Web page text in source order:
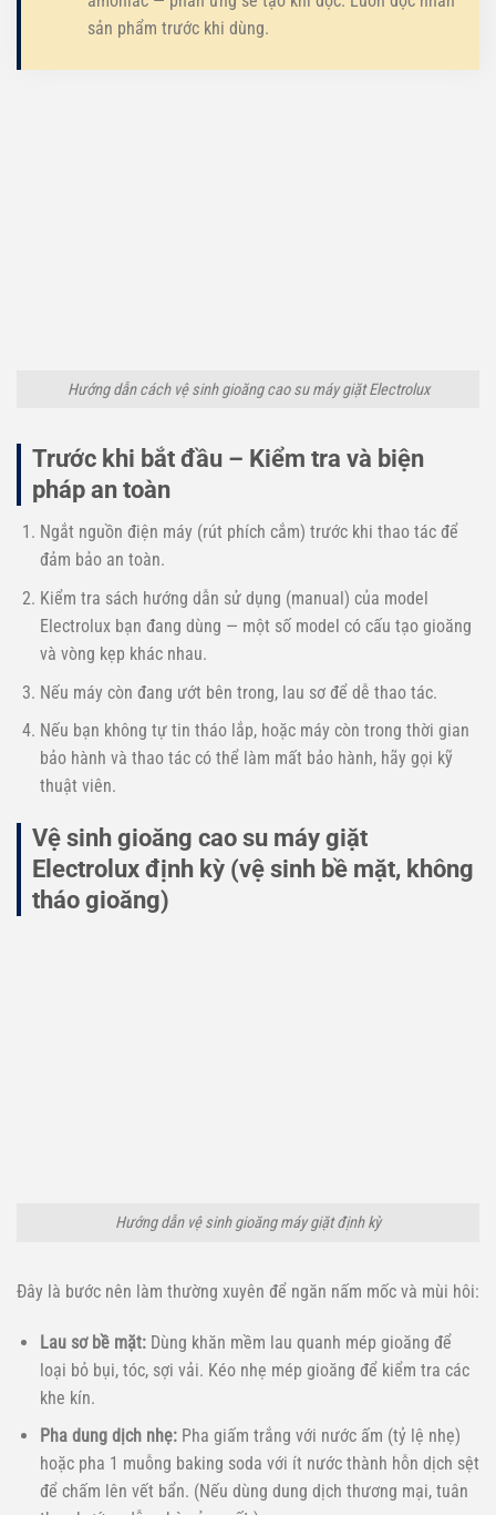
sản phẩm trước khi dùng.
Hướng dẫn cách vệ sinh gioăng cao su máy giặt Electrolux
Trước khi bắt đầu – Kiểm tra và biện
pháp an toàn
Ngắt nguồn điện máy (rút phích cắm) trước khi thao tác để
đảm bảo an toàn.
Kiểm tra sách hướng dẫn sử dụng (manual) của model
Electrolux bạn đang dùng — một số model có cấu tạo gioăng
và vòng kẹp khác nhau.
Nếu máy còn đang ướt bên trong, lau sơ để dễ thao tác.
Nếu bạn không tự tin tháo lắp, hoặc máy còn trong thời gian
bảo hành và thao tác có thể làm mất bảo hành, hãy gọi kỹ
thuật viên.
Vệ sinh gioăng cao su máy giặt
Electrolux định kỳ (vệ sinh bề mặt, không
tháo gioăng)
Hướng dẫn vệ sinh gioăng máy giặt định kỳ
Đây là bước nên làm thường xuyên để ngăn nấm mốc và mùi hôi:
Lau sơ bề mặt:Dùng khăn mềm lau quanh mép gioăng để
loại bỏ bụi, tóc, sợi vải. Kéo nhẹ mép gioăng để kiểm tra các
khe kín.
Pha dung dịch nhẹ:Pha giấm trắng với nước ấm (tỷ lệ nhẹ)
hoặc pha 1 muỗng baking soda với ít nước thành hỗn dịch sệt
để chấm lên vết bẩn. (Nếu dùng dung dịch thương mại, tuân